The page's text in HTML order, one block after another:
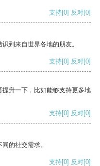
支持[0] 反对[0]
到来自世界各地的朋友。
支持[0] 反对[0]
升一下，比如能够支持更多地
支持[0] 反对[0]
的社交需求。
支持[0] 反对[0]